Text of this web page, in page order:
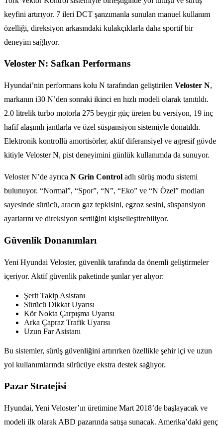
keyfini artırıyor. 7 ileri DCT şanzımanla sunulan manuel kullanım
özelliği, direksiyon arkasındaki kulakçıklarla daha sportif bir
deneyim sağlıyor.
Veloster N: Safkan Performans
Hyundai’nin performans kolu N tarafından geliştirilen Veloster N,
markanın i30 N’den sonraki ikinci en hızlı modeli olarak tanıtıldı.
2.0 litrelik turbo motorla 275 beygir güç üreten bu versiyon, 19 inç
hafif alaşımlı jantlarla ve özel süspansiyon sistemiyle donatıldı.
Elektronik kontrollü amortisörler, aktif diferansiyel ve agresif gövde
kitiyle Veloster N, pist deneyimini günlük kullanımda da sunuyor.
Veloster N’de ayrıca N Grin Control adlı sürüş modu sistemi
bulunuyor. “Normal”, “Spor”, “N”, “Eko” ve “N Özel” modları
sayesinde sürücü, aracın gaz tepkisini, egzoz sesini, süspansiyon
ayarlarını ve direksiyon sertliğini kişiselleştirebiliyor.
Güvenlik Donanımları
Yeni Hyundai Veloster, güvenlik tarafında da önemli geliştirmeler
içeriyor. Aktif güvenlik paketinde şunlar yer alıyor:
Şerit Takip Asistanı
Sürücü Dikkat Uyarısı
Kör Nokta Çarpışma Uyarısı
Arka Çapraz Trafik Uyarısı
Uzun Far Asistanı
Bu sistemler, sürüş güvenliğini artırırken özellikle şehir içi ve uzun
yol kullanımlarında sürücüye ekstra destek sağlıyor.
Pazar Stratejisi
Hyundai, Yeni Veloster’ın üretimine Mart 2018’de başlayacak ve
modeli ilk olarak ABD pazarında satışa sunacak. Amerika’daki genç